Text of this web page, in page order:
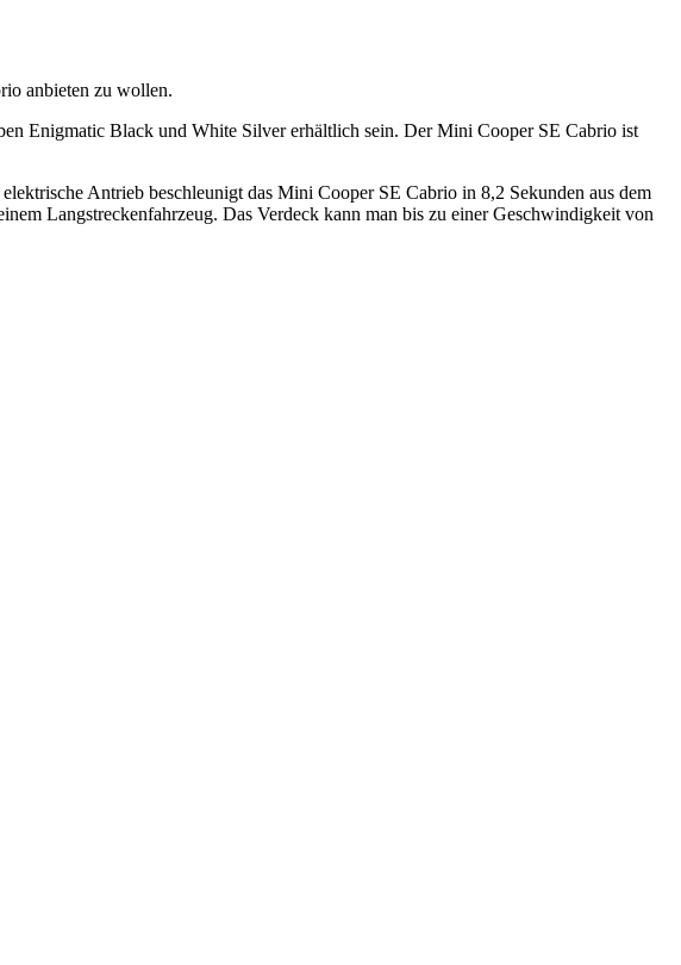
anbieten zu wollen.
Enigmatic Black und White Silver erhältlich sein. Der Mini Cooper SE Cabrio ist
Antrieb beschleunigt das Mini Cooper SE Cabrio in 8,2 Sekunden aus dem
Langstreckenfahrzeug. Das Verdeck kann man bis zu einer Geschwindigkeit von